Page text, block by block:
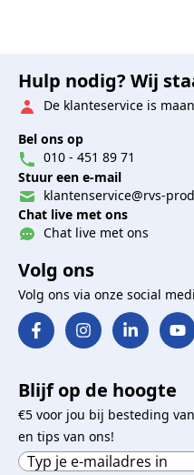
Hulp nodig? Wij
De klanteservice is
Bel ons op
010 - 451 89 71
Stuur een e-mail
klantenservice@rvs-
Chat live met ons
Chat live met ons
Volg ons
Volg ons via onze social
Blijf op de hoogte
€5 voor jou bij besteding
en tips van ons!